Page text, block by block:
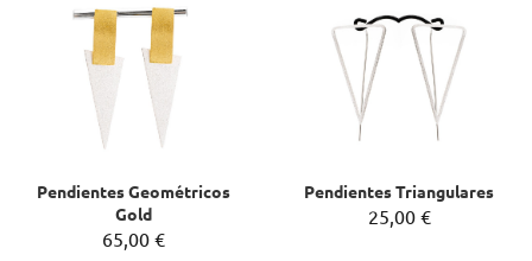
Pendientes Geométricos
Gold
65,00 €
Pendientes Triangulares
25,00 €